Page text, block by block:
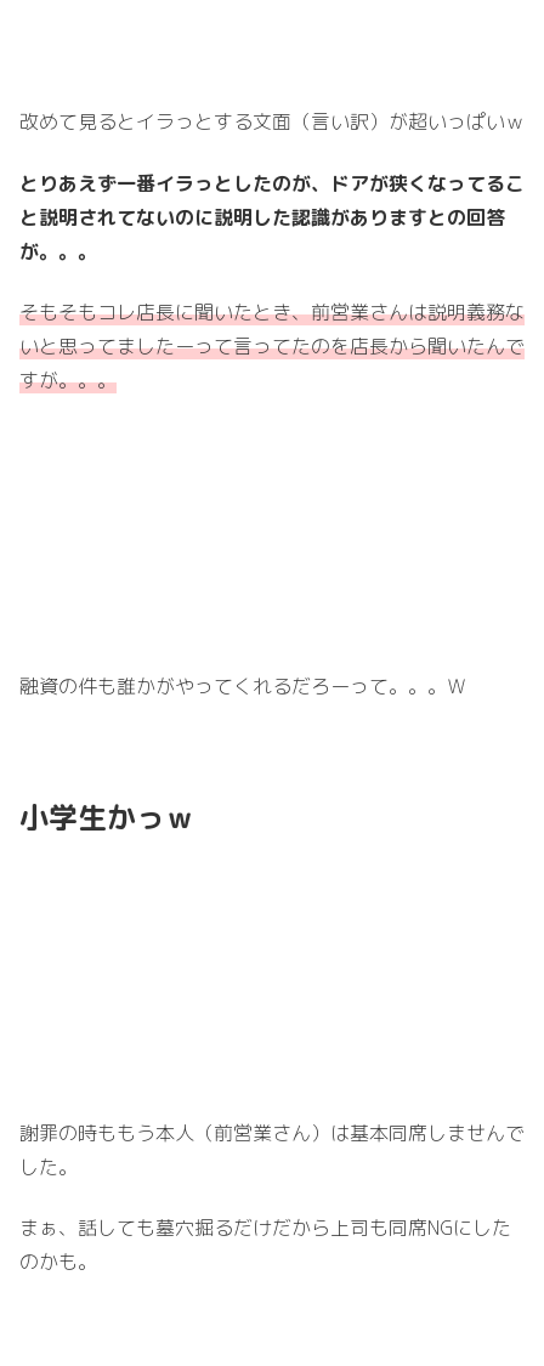
改めて見るとイラっとする文面（言い訳）が超いっぱいｗ
とりあえず一番イラっとしたのが、ドアが狭くなってるこ
と説明されてないのに説明した認識がありますとの回答
が。。。
そもそもコレ店長に聞いたとき、前営業さんは説明義務な
いと思ってましたーって言ってたのを店長から聞いたんで
すが。。。
融資の件も誰かがやってくれるだろーって。。。Ｗ
小学生かっｗ
謝罪の時ももう本人（前営業さん）は基本同席しませんで
した。
まぁ、話しても墓穴掘るだけだから上司も同席NGにした
のかも。